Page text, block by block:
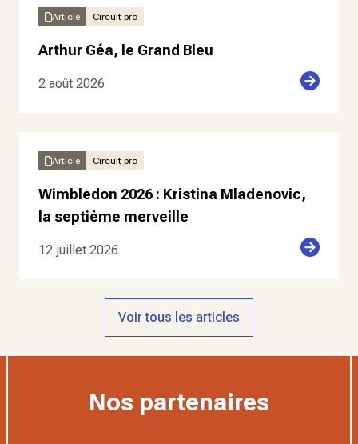
Article Circuit pro
Arthur Géa, le Grand Bleu
2 août 2026
Article Circuit pro
Wimbledon 2026 : Kristina Mladenovic,
la septième merveille
12 juillet 2026
Voir tous les articles
Nos partenaires